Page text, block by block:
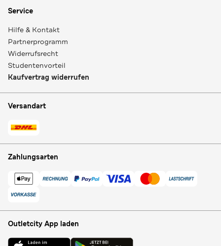
Service
Hilfe & Kontakt
Partnerprogramm
Widerrufsrecht
Studentenvorteil
Kaufvertrag widerrufen
Versandart
Zahlungsarten
Outletcity App laden